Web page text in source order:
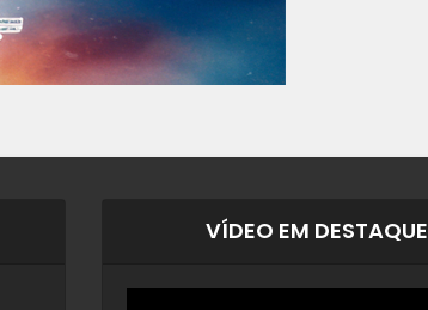
VÍDEO EM DESTAQUE